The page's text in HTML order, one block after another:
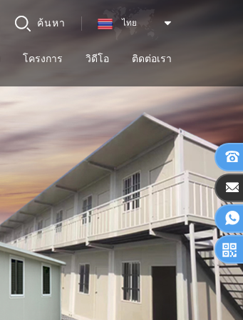
ไทย
ค้นหา
โครงการ วิดีโอ ติดต่อเรา